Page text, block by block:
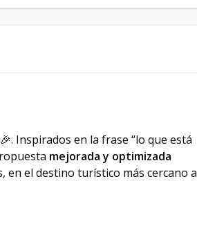
🎉. Inspirados en la frase “lo que está
mejorada y optimizada
en el destino turístico más cercano a